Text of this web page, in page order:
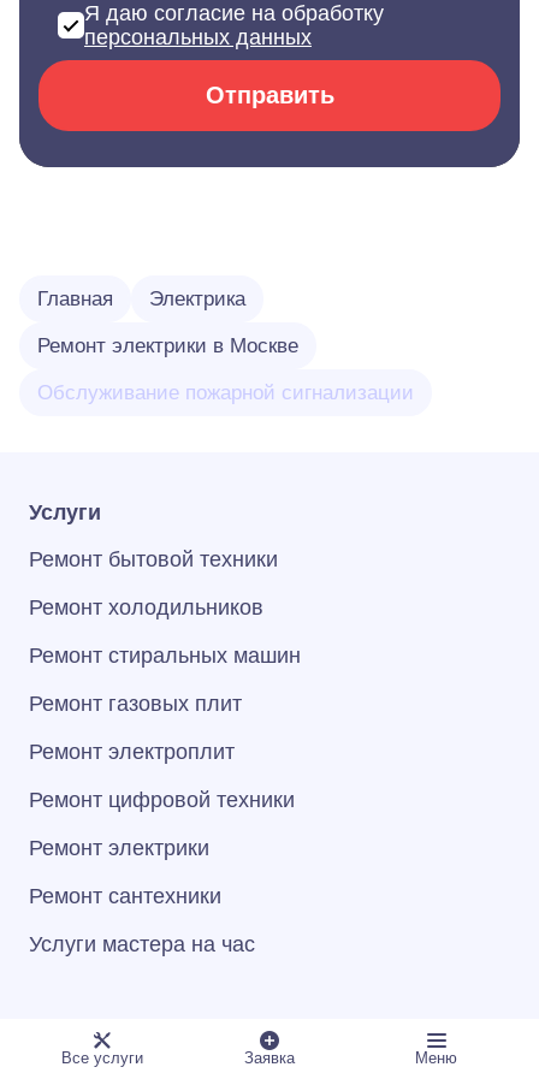
Я даю согласие на обработку
персональных данных
Отправить
Главная Электрика
Ремонт электрики в Москве
Обслуживание пожарной сигнализации
Услуги
Ремонт бытовой техники
Ремонт холодильников
Ремонт стиральных машин
Ремонт газовых плит
Ремонт электроплит
Ремонт цифровой техники
Ремонт электрики
Ремонт сантехники
Услуги мастера на час
Клиентам
Все услуги Заявка Меню